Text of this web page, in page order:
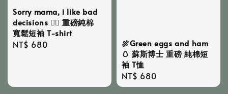
Sorry mama, i like bad
decisions ✍🏻 重磅純棉
寬鬆短袖 T-shirt
Regular
NT$ 680
🍖Green eggs and ham
🥚 蘇斯博士 重磅 純棉短
袖 T恤
Regular
price
NT$ 680